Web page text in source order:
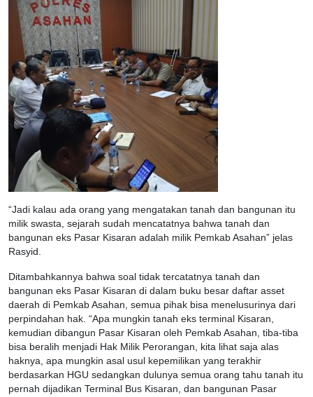
“Jadi kalau ada orang yang mengatakan tanah dan bangunan itu
milik swasta, sejarah sudah mencatatnya bahwa tanah dan
bangunan eks Pasar Kisaran adalah milik Pemkab Asahan” jelas
Rasyid.
Ditambahkannya bahwa soal tidak tercatatnya tanah dan
bangunan eks Pasar Kisaran di dalam buku besar daftar asset
daerah di Pemkab Asahan, semua pihak bisa menelusurinya dari
perpindahan hak. “Apa mungkin tanah eks terminal Kisaran,
kemudian dibangun Pasar Kisaran oleh Pemkab Asahan, tiba-tiba
bisa beralih menjadi Hak Milik Perorangan, kita lihat saja alas
haknya, apa mungkin asal usul kepemilikan yang terakhir
berdasarkan HGU sedangkan dulunya semua orang tahu tanah itu
pernah dijadikan Terminal Bus Kisaran, dan bangunan Pasar